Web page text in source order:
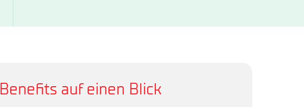
Benefits auf einen Blick